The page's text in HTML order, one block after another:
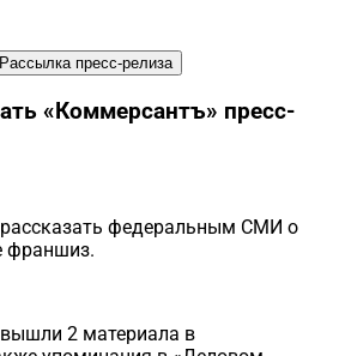
Рассылка пресс-релиза
«Коммерсантъ» пресс-
рассказать федеральным СМИ о
франшиз.
2 материала в